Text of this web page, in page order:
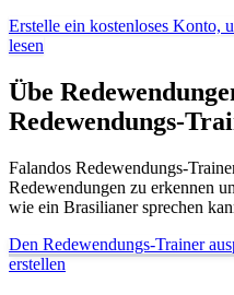
Erstelle ein kostenloses Konto,
lesen
Übe
Redewendungs-
Falandos Redewendungs-
Redewendungen zu erkennen
wie ein Brasilianer sprechen
Den Redewendungs-Trainer
erstellen